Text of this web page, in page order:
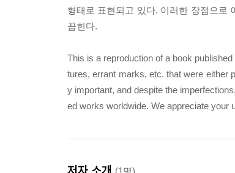
형태로 표현되고 있다. 이러한 장점으로
꼽힌다.
This is a reproduction of a book
tures, errant marks, etc. that were either
y important, and despite the
ed works worldwide. We appreciate your
(1명)